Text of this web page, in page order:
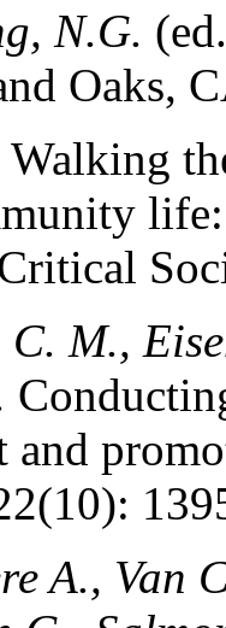
N.G.
Oaks,
Walking
M.,
and
A., Van